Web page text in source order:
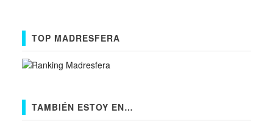
TOP MADRESFERA
TAMBIÉN ESTOY EN…